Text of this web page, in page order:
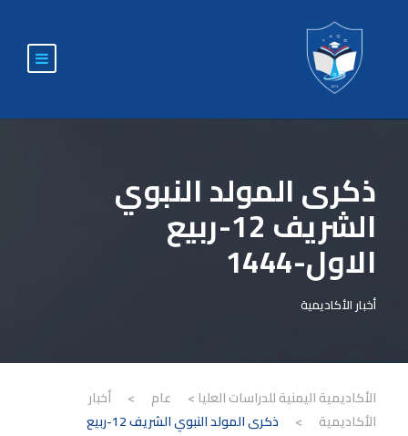
ذكرى المولد النبوي
الشريف 12-ربيع
الاول-1444
أخبار الأكاديمية
الأكاديمية اليمنية للدراسات العليا > عام >
أخبار
الأكاديمية
>
ذكرى المولد النبوي الشريف 12-ربيع